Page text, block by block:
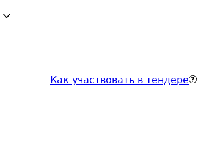
Как участвовать в тендере